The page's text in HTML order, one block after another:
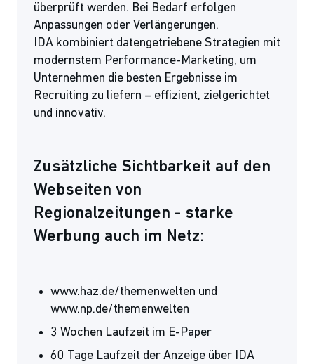
überprüft werden. Bei Bedarf erfolgen
Anpassungen oder Verlängerungen.
IDA kombiniert datengetriebene Strategien mit
modernstem Performance-Marketing, um
Unternehmen die besten Ergebnisse im
Recruiting zu liefern – effizient, zielgerichtet
und innovativ.
Zusätzliche Sichtbarkeit auf den
Webseiten von
Regionalzeitungen - starke
Werbung auch im Netz:
www.haz.de/themenwelten und
www.np.de/themenwelten
3 Wochen Laufzeit im E-Paper
60 Tage Laufzeit der Anzeige über IDA